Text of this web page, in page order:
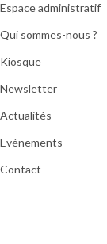
Espace administratif
Qui sommes-nous ?
Kiosque
Newsletter
Actualités
Evénements
Contact